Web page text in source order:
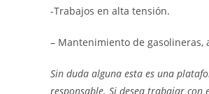
-Trabajos en alta tensión.
– Mantenimiento de
Sin duda alguna esta es una
responsable. Si desea trabajar con